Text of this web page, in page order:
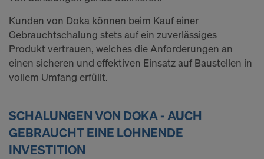
Kunden von Doka können beim Kauf einer
Gebrauchtschalung stets auf ein zuverlässiges
Produkt vertrauen, welches die Anforderungen an
einen sicheren und effektiven Einsatz auf Baustellen in
vollem Umfang erfüllt.
SCHALUNGEN VON DOKA - AUCH
GEBRAUCHT EINE LOHNENDE
INVESTITION
keine wirksamen Rechtsbehelfe zur Verfügung
stehen. Sie können alle einwilligungspflichtigen
Cookies ablehnen, indem Sie auf "Ablehnen"
klicken oder Ihre Cookie-Einstellungen anpassen,
indem Sie aufCookie Einstellungen
Checkboxen verwenden. Sie können Ihre
Einwilligung jederzeit grundlos mit Wirkung für die
Zukunft widerrufen, indem Sie zB auf
Einstellungenam Ende dieser Website klicken.